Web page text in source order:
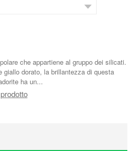
che appartiene al gruppo dei silicati.
dorato, la brillantezza di questa
ha un...